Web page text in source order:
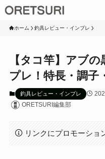
ホーム 釣具レビュー・インプレ
【タコ竿】アブ
プレ！特長・調子
釣具レビュー・インプレ
ORETSURI編集部
リンクにプロモーショ